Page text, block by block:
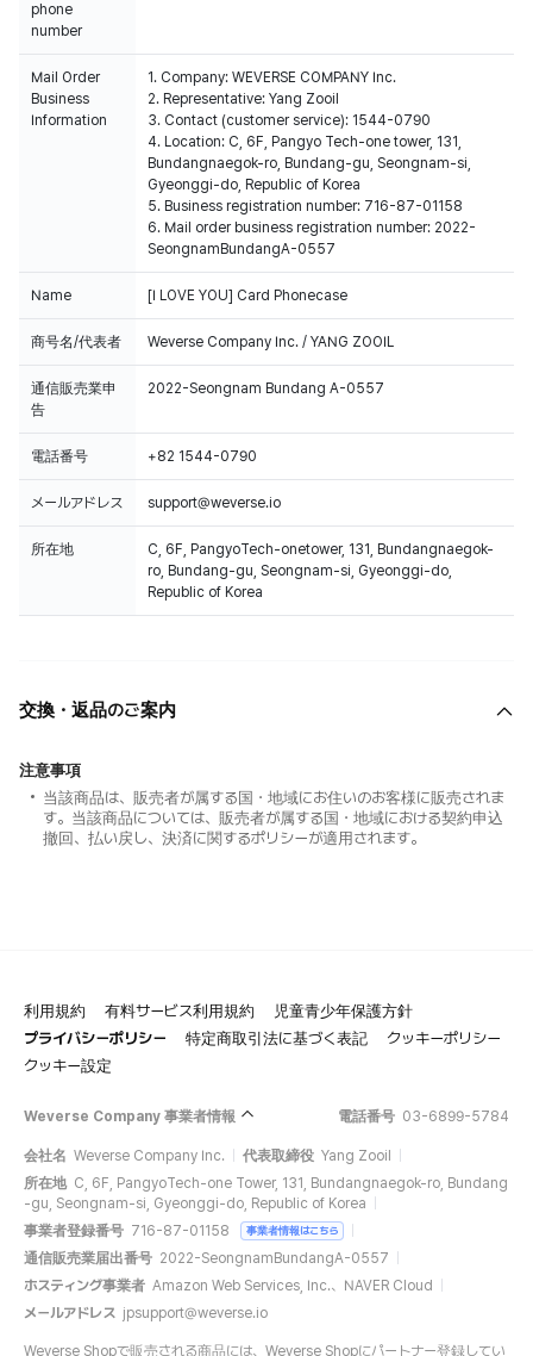
phone
number
Mail Order
Business
Information
1. Company: WEVERSE COMPANY Inc.
2. Representative: Yang Zooil
3. Contact (customer service): 1544-0790
4. Location: C, 6F, Pangyo Tech-one tower, 131,
Bundangnaegok-ro, Bundang-gu, Seongnam-si,
Gyeonggi-do, Republic of Korea
5. Business registration number: 716-87-01158
6. Mail order business registration number: 2022-
SeongnamBundangA-0557
Name [I LOVE YOU] Card Phonecase
商号名/代表者 Weverse Company Inc. / YANG ZOOIL
通信販売業申
告
2022-Seongnam Bundang A-0557
電話番号 +82 1544-0790
メールアドレス support@weverse.io
所在地
C, 6F, PangyoTech-onetower, 131, Bundangnaegok-
ro, Bundang-gu, Seongnam-si, Gyeonggi-do,
Republic of Korea
交換・返品のご案内
注意事項
当該商品は、販売者が属する国・地域にお住いのお客様に販売されま
す。当該商品については、販売者が属する国・地域における契約申込
撤回、払い戻し、決済に関するポリシーが適用されます。
利用規約 有料サービス利用規約
児童青少年保護方針
プライバシーポリシー
特定商取引法に基づく表記
クッキーポリシー
クッキー設定
Weverse Company 事業者情報 電話番号 03-6899-5784
会社名 Weverse Company Inc. 代表取締役 Yang Zooil
所在地 C, 6F, PangyoTech-one Tower, 131, Bundangnaegok-ro, Bundang
-gu, Seongnam-si, Gyeonggi-do, Republic of Korea
事業者登録番号 716-87-01158 事業者情報はこちら
通信販売業届出番号 2022-SeongnamBundangA-0557
ホスティング事業者 Amazon Web Services, Inc.、NAVER Cloud
メールアドレス jpsupport@weverse.io
Weverse Shopで販売される商品には、Weverse Shopにパートナー登録してい